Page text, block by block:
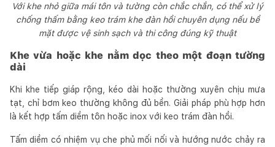
Với khe nhỏ giữa mái tôn và tường còn chắc chắn, có thể xử lý
chống thấm bằng keo trám khe đàn hồi chuyên dụng nếu bề
mặt được vệ sinh sạch và thi công đúng kỹ thuật
Khe vừa hoặc khe nằm dọc theo một đoạn tường
dài
Khi khe tiếp giáp rộng, kéo dài hoặc thường xuyên chịu mưa
tạt, chỉ bơm keo thường không đủ bền. Giải pháp phù hợp hơn
là kết hợp tấm diềm tôn hoặc inox với keo trám đàn hồi.
Tấm diềm có nhiệm vụ che phủ mối nối và hướng nước chảy ra